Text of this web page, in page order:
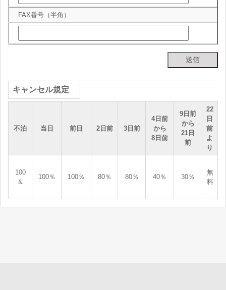
FAX番号（半角）
キャンセル規定
不泊 当日 前日 2日前 3日前
4日前
から
8日前
9日前
から
21日
前
22
日
前
よ
り
100
＆
100％ 100％ 80％ 80％ 40％ 30％
無
料